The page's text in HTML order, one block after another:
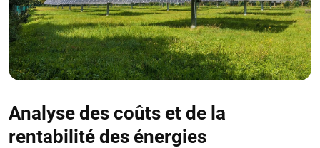
Analyse des coûts et de la
rentabilité des énergies